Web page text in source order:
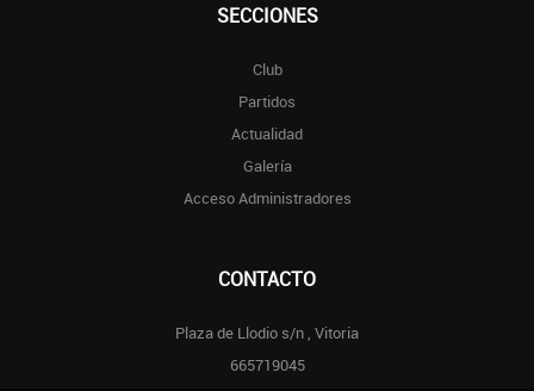
SECCIONES
Club
Partidos
Actualidad
Galería
Acceso Administradores
CONTACTO
Plaza de Llodio s/n , Vitoria
665719045